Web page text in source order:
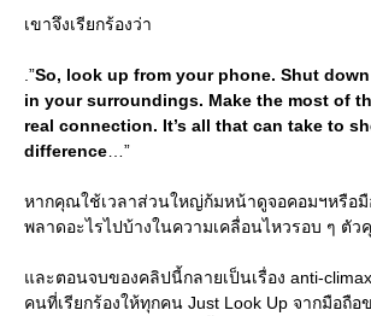
เขาจึงเรียกร้องว่า
.”So, look up from your phone. Shut
in your surroundings. Make the most of
real connection. It’s all that can take to
difference …”
หากคุณใช้เวลาส่วนใหญ่ก้มหน้าดูจอคอมฯหรือ
พลาดอะไรไปบ้างในความเคลื่อนไหวรอบ ๆ ตัว
และตอนจบของคลิปนี้กลายเป็นเรื่อง anti-
คนที่เรียกร้องให้ทุกคน Just Look Up จากมือถือ